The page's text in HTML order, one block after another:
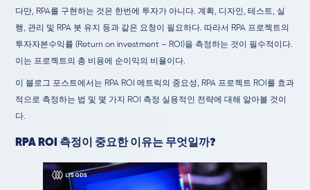
다만, RPA를 구현하는 것은 한번에 투자가 아니다. 계획, 디자인, 테스트, 실
행, 관리 및 RPA 봇 유지 등과 같은 요청이 필요하다. 따라서 RPA 프로젝트의
투자자본수익률 (Return on investment – ROI)을 측정하는 것이 필수적이다.
이는 프로젝트의 총 비용에 순이익의 비율이다.
이 블로그 포스트에서는 RPA ROI 메트릭의 중요성, RPA 프로젝트 ROI를 효과
적으로 측정하는 법 및 몇 가지 ROI 측정 실용적인 전략에 대해 알아볼 것이
다.
RPA ROI 측정이 중요한 이유는 무엇일까?